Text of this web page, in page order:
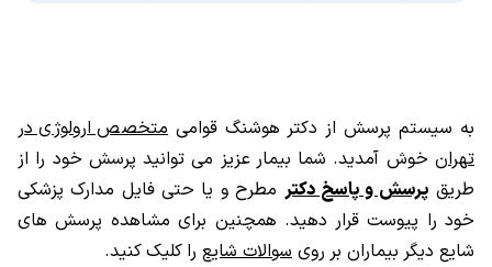
به سیستم پرسش از دکتر هوشنگ قوامی متخصص ارولوژی در
تهران خوش آمدید. شما بیمار عزیز می توانید پرسش خود را از
طریق پرسش و پاسخ دکتر مطرح و یا حتی فایل مدارک پزشکی
خود را پیوست قرار دهید. همچنین برای مشاهده پرسش های
شایع دیگر بیماران بر روی سوالات شایع را کلیک کنید.